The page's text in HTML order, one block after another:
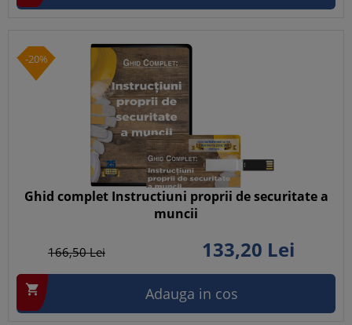
-20%
Ghid complet Instructiuni proprii de securitate a
muncii
166,50Lei 133,20 Lei
 Adauga in cos